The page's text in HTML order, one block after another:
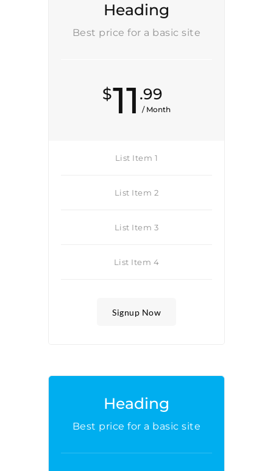
Heading
Best price for a basic site
$11 .99
/ Month
List Item 1
List Item 2
List Item 3
List Item 4
Signup Now
Heading
Best price for a basic site